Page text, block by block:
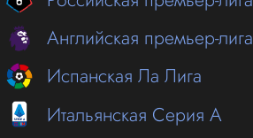
Английская премьер-лига
Испанская Ла Лига
Итальянская Серия А